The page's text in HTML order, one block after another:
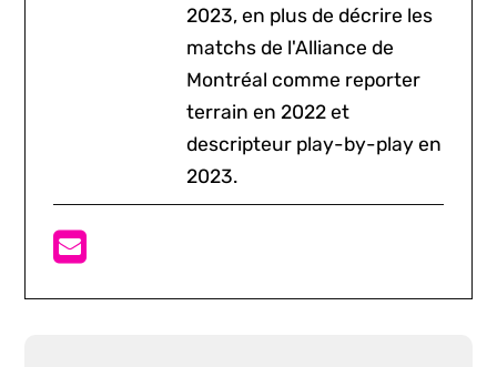
2023, en plus de décrire les
matchs de l'Alliance de
Montréal comme reporter
terrain en 2022 et
descripteur play-by-play en
2023.